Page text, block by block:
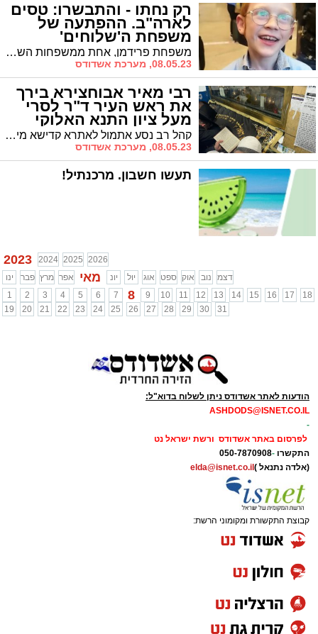
רק נחתו - והתבשרו: טסים
לארה"ב. ההפתעה של
משפחת ה'שלוחים'
המקומיים בנתב"ג (וידאו)משפחת פרידמן, אחת ממשפחות השלוחים באשדוד, חזרו היום עם 13 ילדיהם מטיסה לרבי לרגל שנת 'הקהל'. בלובי קבלת הפנים חיכתה להם הפתעה שלא ציפו לה. צפו
08.05.23, מערכת אשדודס
רבי מאיר אבוחצירא בירך
את ראש העיר ד"ר לסרי
מעל ציון התנא האלוקי
(וידאו) קהל רב נסע אתמול לאתרא קדישא מירון בראשות הרה"ג רבי מאיר אבוחצירא רבה של הסיטי *ברכות מאליפות מרחבת הציון לראש העיר ד"ר לסרי
08.05.23, מערכת אשדודס
תעשו חשבון. מרכנתיל!
2023 2024 2025 2026
ינו
פבר מרץ אפר מאי יונ יול אוג ספט אוק נוב
דצמ
1
2 3 4 5 6 7 8 9 10 11 12 13 14 15 16 17
18
19
20 21 22 23 24 25 26 27 28 29 30 31
הודעות לאתר אשדודס ניתן לשלוח בדוא"ל:
ASHDODS@ISNET.CO.IL
-
לפרסום באתר אשדודס ורשת ישראל נט
התקשרו -
050-7870908
(אלדה נתנאל ) elda@isnet.co.il
קבוצת התקשורת ומקומוני הרשת: